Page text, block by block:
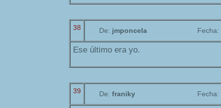
38 De: jmponcela Fecha:
Ese último era yo.
39 De: franiky Fecha: